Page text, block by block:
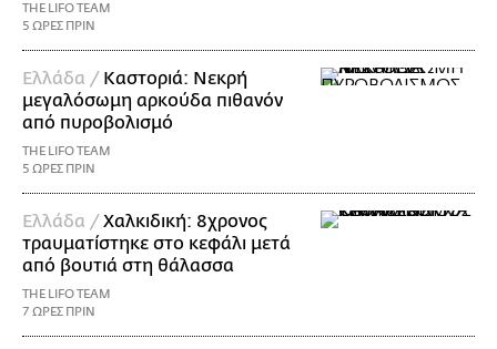
THE LIFO TEAM
5 ΩΡΕΣ ΠΡΙΝ
Ελλάδα / Καστοριά: Νεκρή
μεγαλόσωμη αρκούδα πιθανόν
από πυροβολισμό
THE LIFO TEAM
5 ΩΡΕΣ ΠΡΙΝ
Ελλάδα /Χαλκιδική: 8χρονος
τραυματίστηκε στο κεφάλι μετά
από βουτιά στη θάλασσα
THE LIFO TEAM
7 ΩΡΕΣ ΠΡΙΝ